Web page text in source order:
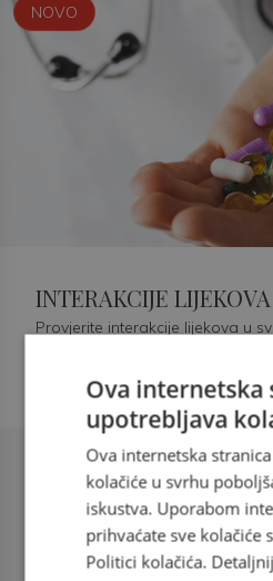
Šećerna bolest tip 2 =
doc. dr. sc. Višnja Kokić Maleš,
dr.med., specijalististica
NOVO
INTERAKCIJE LIJEKOVA
Provjerite interakcije lijekova u
Ova internetska
upotrebljava
Ova internetska
kolačiće u svrhu
iskustva. Uporabom
prihvaćate sve kolačiće
Politici kolačića.